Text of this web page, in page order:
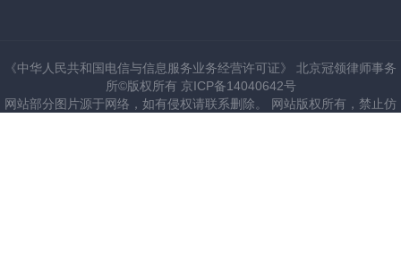
《中华人民共和国电信与信息服务业务经营许可证》 北京冠领律师事务
所©版权所有 京ICP备14040642号
网站部分图片源于网络，如有侵权请联系删除。 网站版权所有，禁止仿